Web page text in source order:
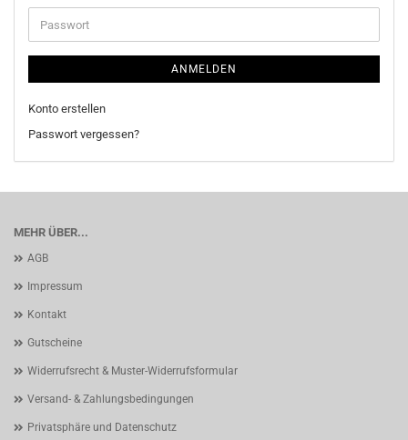
Adresse
Passwort
ANMELDEN
Konto erstellen
Passwort vergessen?
MEHR ÜBER...
AGB
Impressum
Kontakt
Gutscheine
Widerrufsrecht & Muster-Widerrufsformular
Versand- & Zahlungsbedingungen
Privatsphäre und Datenschutz